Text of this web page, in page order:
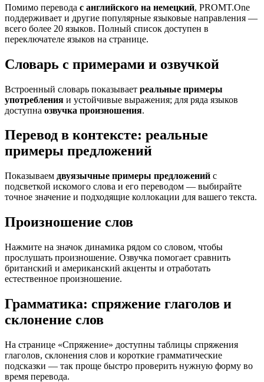
Помимо перевода с английского на немецкий, PROMT.One
поддерживает и другие популярные языковые направления —
всего более 20 языков. Полный список доступен в
переключателе языков на странице.
Словарь с примерами и озвучкой
Встроенный словарь показывает реальные примеры
употребления и устойчивые выражения; для ряда языков
доступна озвучка произношения.
Перевод в контексте: реальные
примеры предложений
Показываем двуязычные примеры предложений с
подсветкой искомого слова и его переводом — выбирайте
точное значение и подходящие коллокации для вашего текста.
Произношение слов
Нажмите на значок динамика рядом со словом, чтобы
прослушать произношение. Озвучка помогает сравнить
британский и американский акценты и отработать
естественное произношение.
Грамматика: спряжение глаголов и
склонение слов
На странице «Спряжение» доступны таблицы спряжения
глаголов, склонения слов и короткие грамматические
подсказки — так проще быстро проверить нужную форму во
время перевода.